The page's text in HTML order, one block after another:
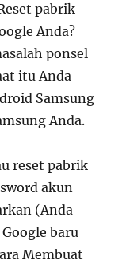
pabrik
Anda?
ponsel
itu Anda
Samsung
Anda.
reset pabrik
akun
(Anda
baru
Membuat